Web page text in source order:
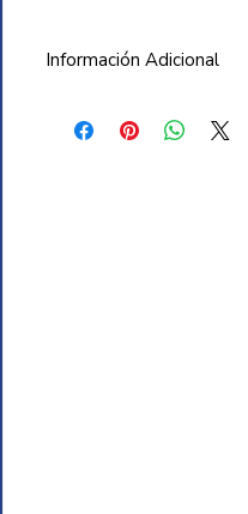
Información Adicional